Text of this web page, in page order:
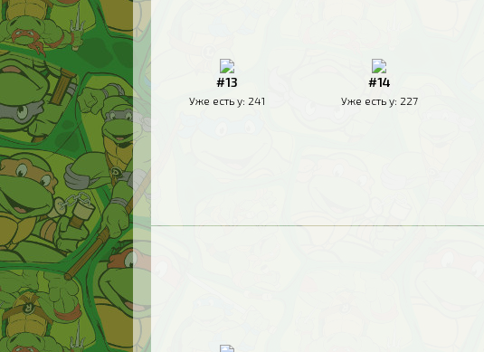
#13
Уже есть у: 241
#14
Уже есть у: 227